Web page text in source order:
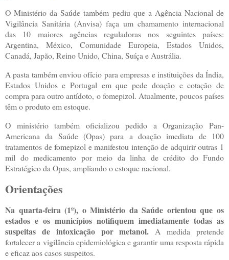
O Ministério da Saúde também pediu que a Agência Nacional de
Vigilância Sanitária (Anvisa) faça um chamamento internacional
das 10 maiores agências reguladoras nos seguintes países:
Argentina, México, Comunidade Europeia, Estados Unidos,
Canadá, Japão, Reino Unido, China, Suíça e Austrália.
A pasta também enviou ofício para empresas e instituições da Índia,
Estados Unidos e Portugal em que pede doação e cotação de
compra para outro antídoto, o fomepizol. Atualmente, poucos países
têm o produto em estoque.
O ministério também oficializou pedido a Organização Pan-
Americana da Saúde (Opas) para a doação imediata de 100
tratamentos de fomepizol e manifestou intenção de adquirir outras 1
mil do medicamento por meio da linha de crédito do Fundo
Estratégico da Opas, ampliando o estoque nacional.
Orientações
Na quarta-feira (1º), o Ministério da Saúde orientou que os
estados e os municípios notifiquem imediatamente todas as
suspeitas de intoxicação por metanol. A medida pretende
fortalecer a vigilância epidemiológica e garantir uma resposta rápida
e eficaz aos casos suspeitos.